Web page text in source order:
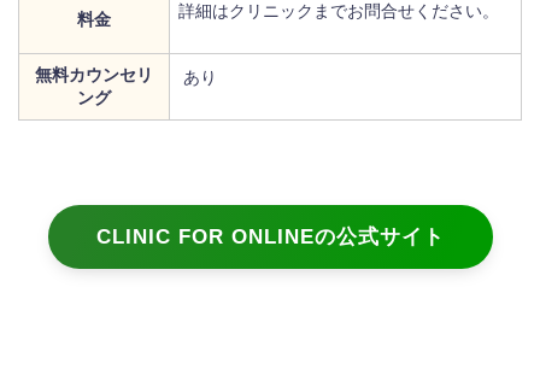
料金 詳細はクリニックまでお問合せください。
無料カウンセリ
ング
あり
CLINIC FOR ONLINEの公式サイト